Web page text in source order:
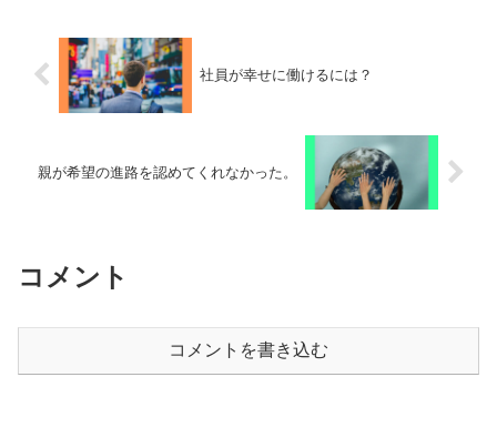
社員が幸せに働けるには？
親が希望の進路を認めてくれなかった。
コメント
コメントを書き込む